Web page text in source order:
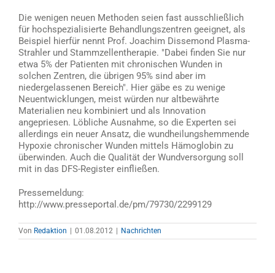
Die wenigen neuen Methoden seien fast ausschließlich
für hochspezialisierte Behandlungszentren geeignet, als
Beispiel hierfür nennt Prof. Joachim Dissemond Plasma-
Strahler und Stammzellentherapie. "Dabei finden Sie nur
etwa 5% der Patienten mit chronischen Wunden in
solchen Zentren, die übrigen 95% sind aber im
niedergelassenen Bereich". Hier gäbe es zu wenige
Neuentwicklungen, meist würden nur altbewährte
Materialien neu kombiniert und als Innovation
angepriesen. Löbliche Ausnahme, so die Experten sei
allerdings ein neuer Ansatz, die wundheilungshemmende
Hypoxie chronischer Wunden mittels Hämoglobin zu
überwinden. Auch die Qualität der Wundversorgung soll
mit in das DFS-Register einfließen.
Pressemeldung:
http://www.presseportal.de/pm/79730/2299129
Von Redaktion | 01.08.2012 | Nachrichten